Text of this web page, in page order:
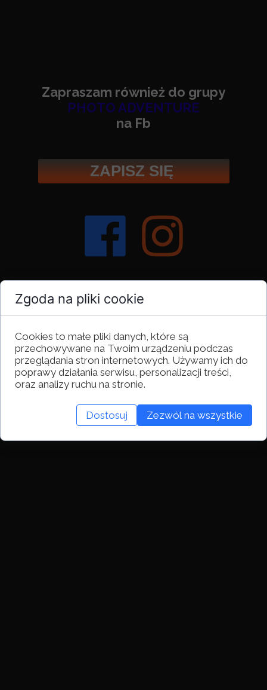
ZAPISZ SIĘ
Zapraszam również do grupy
PHOTO ADVENTURE
na Fb
Zgoda na pliki cookie
Cookies to małe pliki danych, które są
przechowywane na Twoim urządzeniu podczas
przeglądania stron internetowych. Używamy ich do
poprawy działania serwisu, personalizacji treści,
oraz analizy ruchu na stronie.
Dostosuj Zezwól na wszystkie